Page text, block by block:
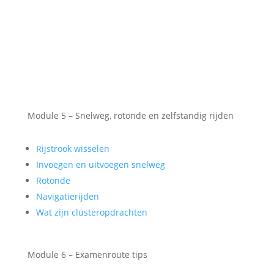
Module 5 – Snelweg, rotonde en zelfstandig rijden
Rijstrook wisselen
Invoegen en uitvoegen snelweg
Rotonde
Navigatierijden
Wat zijn clusteropdrachten
Module 6 – Examenroute tips